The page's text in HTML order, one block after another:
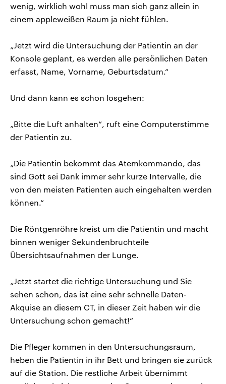
wenig, wirklich wohl muss man sich ganz allein in
einem appleweißen Raum ja nicht fühlen.
„Jetzt wird die Untersuchung der Patientin an der
Konsole geplant, es werden alle persönlichen Daten
erfasst, Name, Vorname, Geburtsdatum.“
Und dann kann es schon losgehen:
„Bitte die Luft anhalten“, ruft eine Computerstimme
der Patientin zu.
„Die Patientin bekommt das Atemkommando, das
sind Gott sei Dank immer sehr kurze Intervalle, die
von den meisten Patienten auch eingehalten werden
können.“
Die Röntgenröhre kreist um die Patientin und macht
binnen weniger Sekundenbruchteile
Übersichtsaufnahmen der Lunge.
„Jetzt startet die richtige Untersuchung und Sie
sehen schon, das ist eine sehr schnelle Daten-
Akquise an diesem CT, in dieser Zeit haben wir die
Untersuchung schon gemacht!“
Die Pfleger kommen in den Untersuchungsraum,
heben die Patientin in ihr Bett und bringen sie zurück
auf die Station. Die restliche Arbeit übernimmt